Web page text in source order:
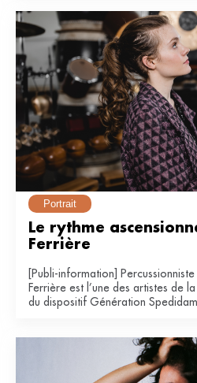
Portrait
Le rythme
Ferrière
[Publi-information]
Ferrière est l’une des artistes de
du dispositif Génération